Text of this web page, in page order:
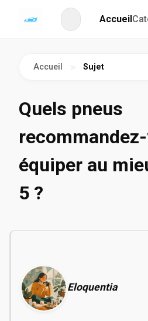
Accueil
Accueil > Sujet
Quels pneus
équiper au
5 ?
Eloquentia